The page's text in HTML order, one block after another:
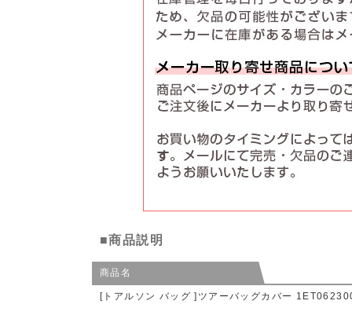
■商品説明
商品名
[トアルソン バッグ ]ツアーバッグカバー